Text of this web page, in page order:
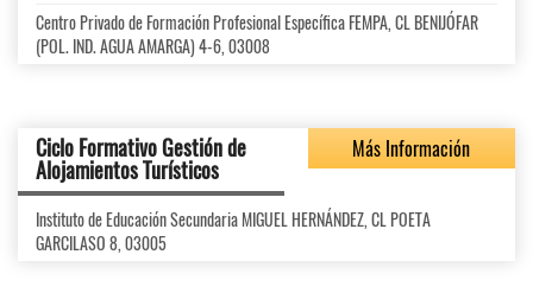
Centro Privado de Formación Profesional Específica FEMPA, CL BENIJÓFAR
(POL. IND. AGUA AMARGA) 4-6, 03008
Ciclo Formativo Gestión de
Alojamientos Turísticos
Más Información
Instituto de Educación Secundaria MIGUEL HERNÁNDEZ, CL POETA
GARCILASO 8, 03005